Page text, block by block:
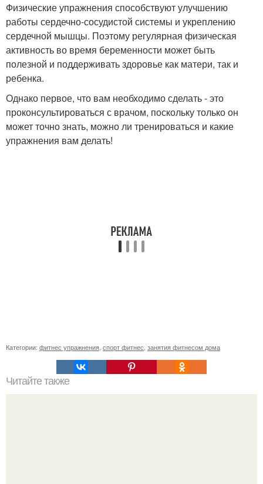
Физические упражнения способствуют улучшению
работы сердечно-сосудистой системы и укреплению
сердечной мышцы. Поэтому регулярная физическая
активность во время беременности может быть
полезной и поддерживать здоровье как матери, так и
ребенка.
Однако первое, что вам необходимо сделать - это
проконсультироваться с врачом, поскольку только он
может точно знать, можно ли тренироваться и какие
упражнения вам делать!
Категории: фитнес упражнения спорт фитнес занятия фитнесом дома
Читайте также